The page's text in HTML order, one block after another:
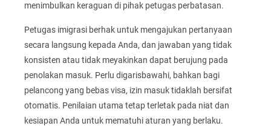
menimbulkan keraguan di pihak petugas perbatasan.
Petugas imigrasi berhak untuk mengajukan pertanyaan
secara langsung kepada Anda, dan jawaban yang tidak
konsisten atau tidak meyakinkan dapat berujung pada
penolakan masuk. Perlu digarisbawahi, bahkan bagi
pelancong yang bebas visa, izin masuk tidaklah bersifat
otomatis. Penilaian utama tetap terletak pada niat dan
kesiapan Anda untuk mematuhi aturan yang berlaku.